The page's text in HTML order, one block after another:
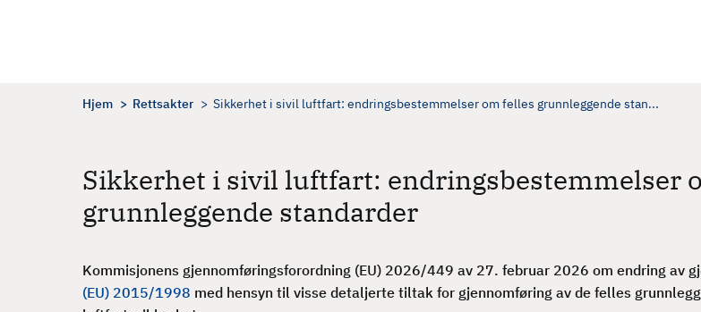
Hjem Rettsakter Sikkerhet i sivil luftfart: endringsbestemmelser om felles grunnleggende stan...
Sikkerhet i sivil luftfart: endringsbestemmelser
grunnleggende standarder
Kommisjonens gjennomføringsforordning (EU) 2026/449 av 27. februar 2026 om endring av
(EU) 2015/1998 med hensyn til visse detaljerte tiltak for gjennomføring av de felles